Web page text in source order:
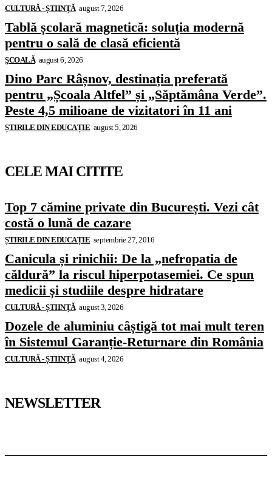
CULTURĂ - ȘTIINȚĂ august 7, 2026
Tablă școlară magnetică: soluția modernă
pentru o sală de clasă eficientă
ŞCOALĂ august 6, 2026
Dino Parc Râșnov, destinația preferată
pentru „Școala Altfel” și „Săptămâna Verde”.
Peste 4,5 milioane de vizitatori în 11 ani
ȘTIRILE DIN EDUCAȚIE august 5, 2026
CELE MAI CITITE
Top 7 cămine private din București. Vezi cât
costă o lună de cazare
ȘTIRILE DIN EDUCAȚIE septembrie 27, 2016
Canicula și rinichii: De la „nefropatia de
căldură” la riscul hiperpotasemiei. Ce spun
medicii și studiile despre hidratare
CULTURĂ - ȘTIINȚĂ august 3, 2026
Dozele de aluminiu câștigă tot mai mult teren
în Sistemul Garanție-Returnare din România
CULTURĂ - ȘTIINȚĂ august 4, 2026
NEWSLETTER